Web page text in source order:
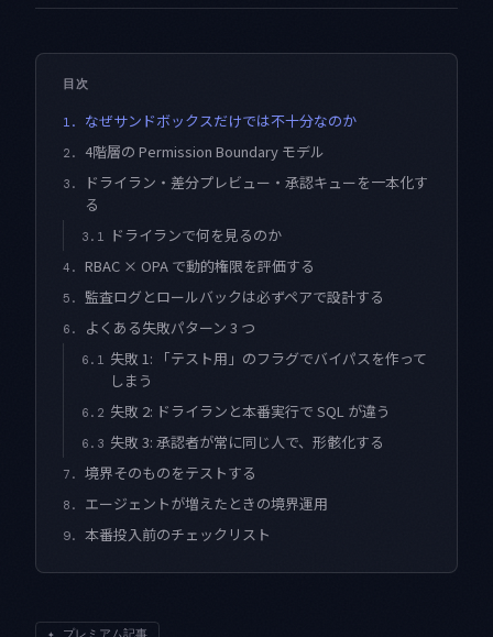
目次
1. なぜサンドボックスだけでは不十分なのか
2. 4階層の Permission Boundary モデル
3.
ドライラン・差分プレビュー・承認キューを一本化す
る
3.1 ドライランで何を見るのか
4. RBAC × OPA で動的権限を評価する
5. 監査ログとロールバックは必ずペアで設計する
6. よくある失敗パターン 3 つ
6.1 失敗 1: 「テスト用」のフラグでバイパスを作って
しまう
6.2 失敗 2: ドライランと本番実行で SQL が違う
6.3 失敗 3: 承認者が常に同じ人で、形骸化する
7. 境界そのものをテストする
8. エージェントが増えたときの境界運用
9. 本番投入前のチェックリスト